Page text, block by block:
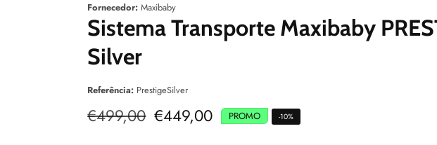
Fornecedor: Maxibaby
Sistema Transporte Maxibaby
Silver
Referência: PrestigeSilver
Preço
normal
€499,00 Preço
de
€449,00 PROMO -10%